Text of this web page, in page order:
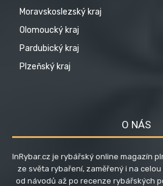
Moravskoslezský kraj
Olomoucký kraj
Pardubický kraj
Plzeňský kraj
O NÁS
InRybar.cz je rybářský online magazín
ze světa rybaření, zaměřený i na
od návodů až po recenze rybářských